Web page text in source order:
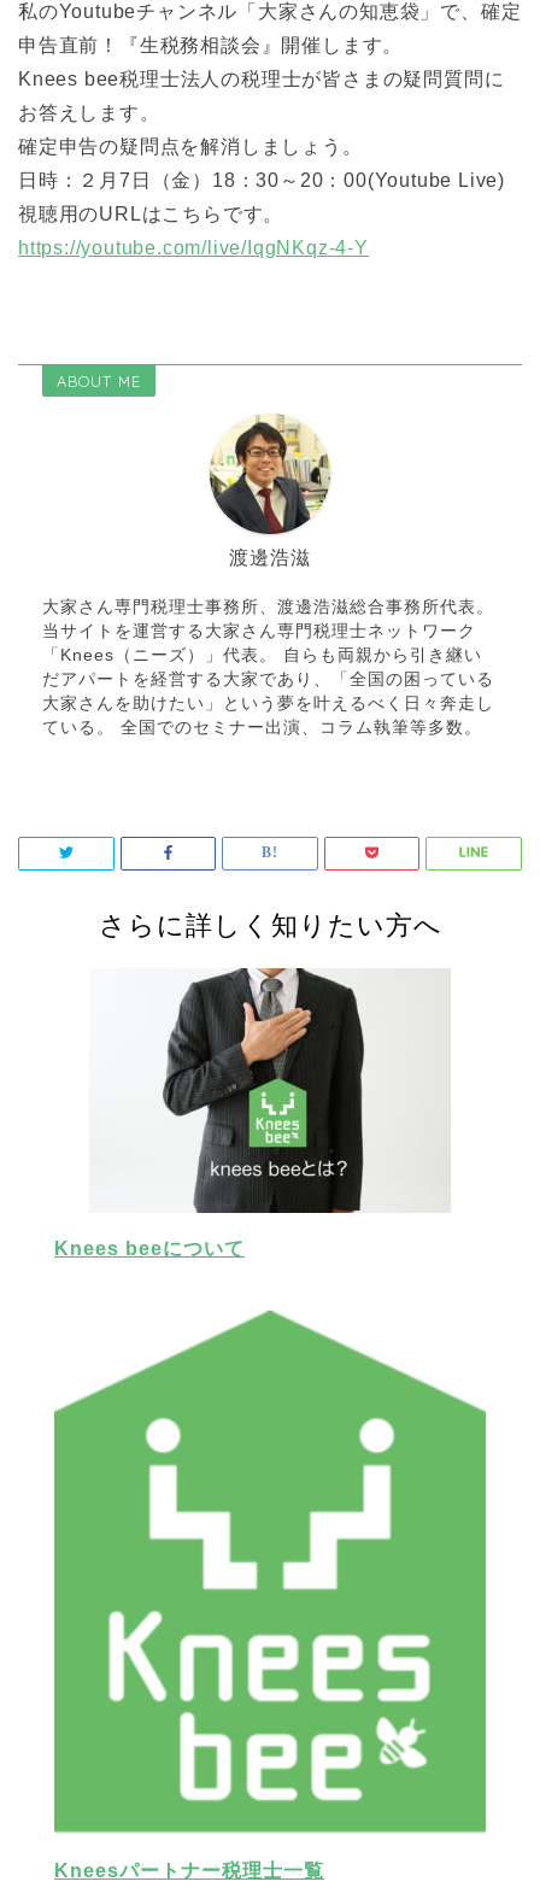
私のYoutubeチャンネル「大家さんの知恵袋」で、確定
申告直前！『生税務相談会』開催します。
Knees bee税理士法人の税理士が皆さまの疑問質問に
お答えします。
確定申告の疑問点を解消しましょう。
日時：２月7日（金）18：30～20：00(Youtube Live)
視聴用のURLはこちらです。
https://youtube.com/live/IqgNKqz-4-Y
ABOUT ME
渡邊浩滋
大家さん専門税理士事務所、渡邊浩滋総合事務所代表。
当サイトを運営する大家さん専門税理士ネットワーク
「Knees（ニーズ）」代表。 自らも両親から引き継い
だアパートを経営する大家であり、「全国の困っている
大家さんを助けたい」という夢を叶えるべく日々奔走し
ている。 全国でのセミナー出演、コラム執筆等多数。
さらに詳しく知りたい方へ
Knees beeについて
Kneesパートナー税理士一覧